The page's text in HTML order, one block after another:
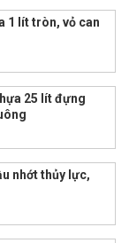
1 lít tròn, vỏ can
25 lít đựng
nhớt thủy lực,